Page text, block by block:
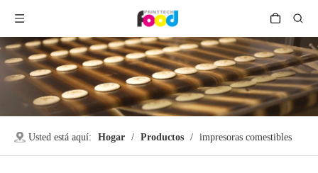
Usted está aquí: Hogar / Productos / impresoras comestibles